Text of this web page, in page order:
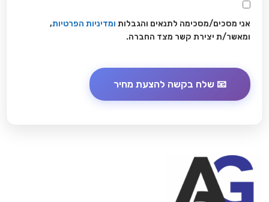
אני מסכים/מסכימה לתנאים והגבלות ומדיניות הפרטיות,
ומאשר/ת יצירת קשר מצד החברה.